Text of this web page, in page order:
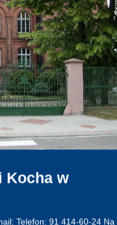
Kocha w
Telefon: 91 414-60-24 Na